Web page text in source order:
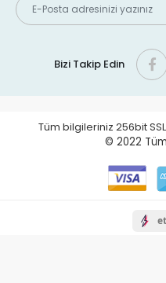
Bizi Takip Edin
Tüm bilgileriniz 256bit
© 2022